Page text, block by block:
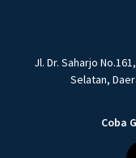
Jl. Dr. Saharjo
Selatan,
Coba